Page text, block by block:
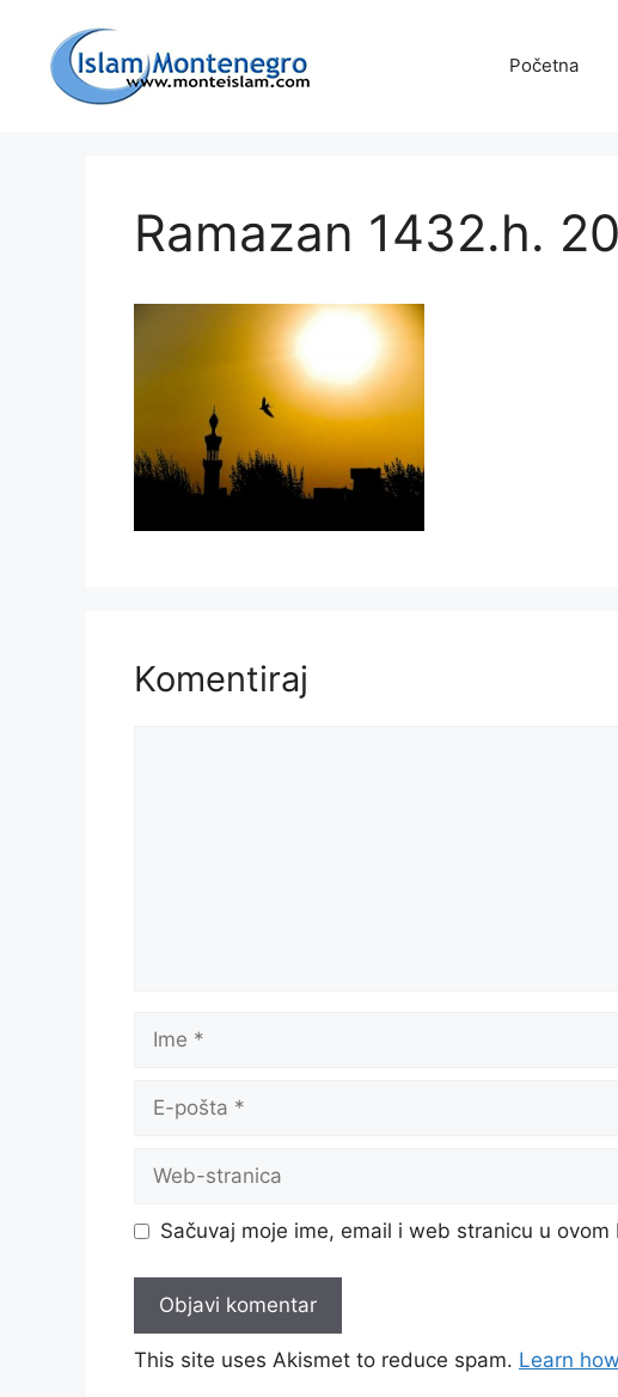
sadržaj
Početna
Ramazan 1432.h.
Komentiraj
Ime
pošta
Web-
Sačuvaj moje ime, email i web stranicu u
This site uses Akismet to reduce spam. Learn